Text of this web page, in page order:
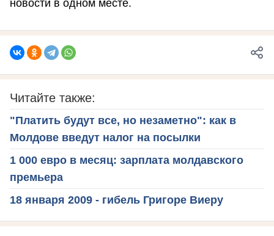
новости в одном месте.
Читайте также:
"Платить будут все, но незаметно": как в
Молдове введут налог на посылки
1 000 евро в месяц: зарплата молдавского
премьера
18 января 2009 - гибель Григоре Виеру